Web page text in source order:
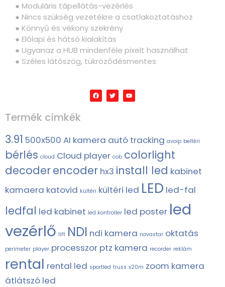
● Moduláris tápellátás-vezérlés
● Nincs szükség vezetékre a csatlakoztatáshoz
● Könnyű és vékony szekrény
● Előlapi és hátsó kialakítás
● Ugyanaz a HUB mindenféle pixelt használhat
● Széles látószög, tükröződésmentes
Termék címkék
3.91 500x500 AI kamera autó tracking avoip beltéri
bérlés cloud Cloud player cob colorlight
decoderencoder hx3 install led kabinet
kamaera katovid kültéri kültéri led LED led-fal
ledfal led kabinet led kontroller led poster led
vezérlő lift NDI ndi kamera novastar oktatás
perimeter player processzor ptz kamera recorder reklám
rental rental led sportled truss x20m zoom kamera
átlátszó led